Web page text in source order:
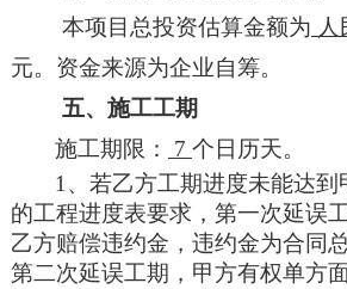
本项目总投资估算金额为 人
元。资金来源为企业自筹。
五、 施工工期
施工期限 ： 7 个 日历天。
1、 若乙方工期进度未能达到
的工程进度表要求，第一次延误
乙方赔偿违约金，违约金为合同
第二次延误工期，甲方有权单方